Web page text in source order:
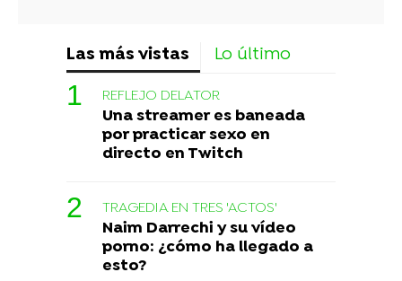
Las más vistas Lo último
REFLEJO DELATOR
Una streamer es baneada
por practicar sexo en
directo en Twitch
TRAGEDIA EN TRES 'ACTOS'
Naim Darrechi y su vídeo
porno: ¿cómo ha llegado a
esto?